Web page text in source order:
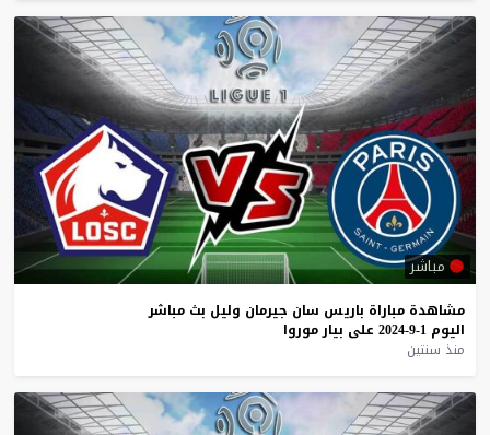
مباشر
مشاهدة مباراة باريس سان جيرمان وليل بث مباشر
اليوم 1-9-2024 على بيارموروا
منذ سنتين